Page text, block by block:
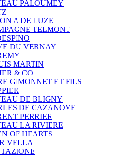
PALOUMEY
A DE LUZE
TELMONT
DU VERNAY
MARTIN
& CO
GIMONNET ET FILS
DE BLIGNY
DE CAZANOVE
PERRIER
LA RIVIERE
OF HEARTS
VELLA